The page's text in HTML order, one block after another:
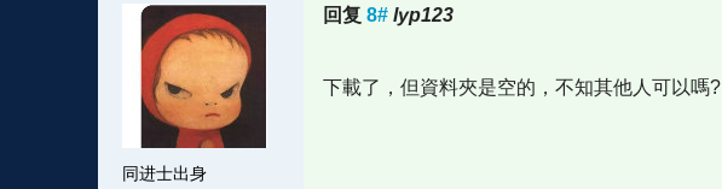
同进士出身
回复 8# lyp123
下載了，但資料夾是空的，不知其他人可以嗎?